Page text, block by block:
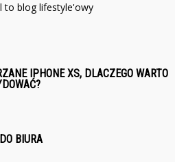
to blog lifestyle'owy
IPHONE XS, DLACZEGO WARTO
BIURA